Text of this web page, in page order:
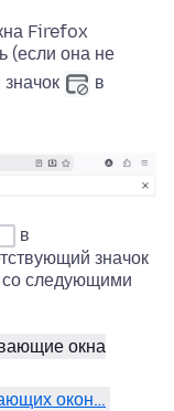
Firefox
(если она не
в
в
значок
со следующими
окна
окон…